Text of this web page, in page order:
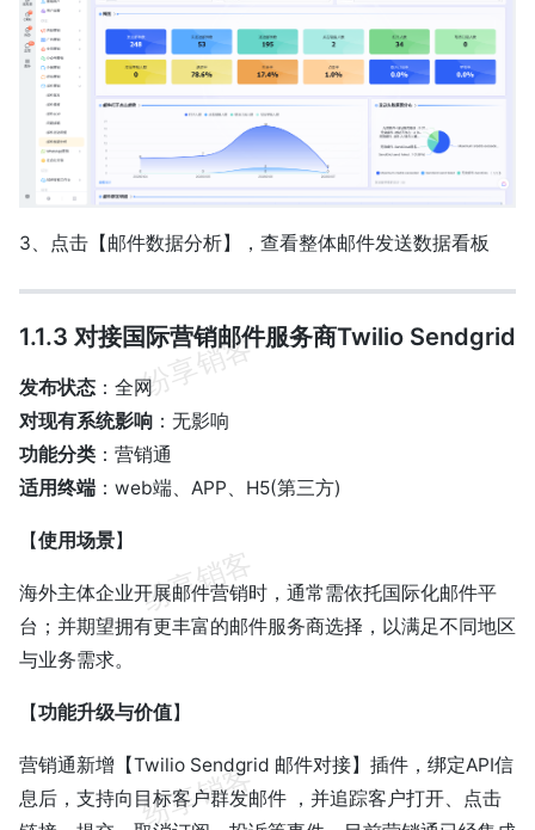
3、点击【邮件数据分析】，查看整体邮件发送数据看板
1.1.3 对接国际营销邮件服务商Twilio Sendgrid
发布状态 ：全网
对现有系统影响 ：无影响
功能分类 ：营销通
适用终端 ：web端、APP、H5(第三方)
【使用场景】
海外主体企业开展邮件营销时，通常需依托国际化邮件平
台；并期望拥有更丰富的邮件服务商选择，以满足不同地区
与业务需求。
【功能升级与价值】
营销通新增【Twilio Sendgrid 邮件对接】插件，绑定API信
息后，支持向目标客户群发邮件 ，并追踪客户打开、点击